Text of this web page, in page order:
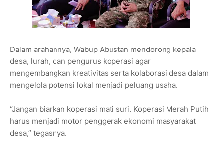
Dalam arahannya, Wabup Abustan mendorong kepala
desa, lurah, dan pengurus koperasi agar
mengembangkan kreativitas serta kolaborasi desa dalam
mengelola potensi lokal menjadi peluang usaha.
“Jangan biarkan koperasi mati suri. Koperasi Merah Putih
harus menjadi motor penggerak ekonomi masyarakat
desa,” tegasnya.